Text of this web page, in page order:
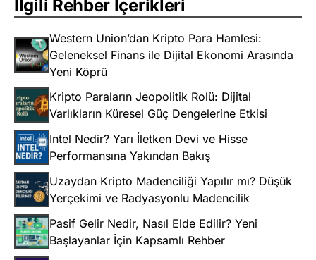
İlgili Rehber İçerikleri
Western Union’dan Kripto Para Hamlesi:
Geleneksel Finans ile Dijital Ekonomi Arasında
Yeni Köprü
Kripto Paraların Jeopolitik Rolü: Dijital
Varlıkların Küresel Güç Dengelerine Etkisi
Intel Nedir? Yarı İletken Devi ve Hisse
Performansına Yakından Bakış
Uzaydan Kripto Madenciliği Yapılır mı? Düşük
Yerçekimi ve Radyasyonlu Madencilik
Pasif Gelir Nedir, Nasıl Elde Edilir? Yeni
Başlayanlar İçin Kapsamlı Rehber